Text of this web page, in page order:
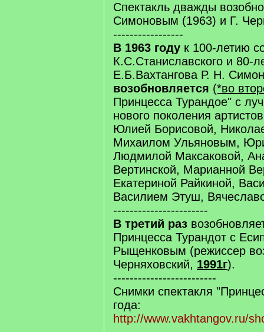
Спектакль дважды
Симоновым (1963) и Г.
-----------------
В 1963 году к 100-летию
К.С.Станиславского и 80-
Е.Б.Вахтангова Р. Н.
возобновляется (*во
Принцесса Турандое" с
нового поколения
Юлией Борисовой,
Михаилом Ульяновым,
Людмилой Максаковой,
Вертинской, Марианной
Екатериной Райкиной,
Василием Этуш,
-----------------------
В третий раз
Принцесса Турандот с
Рыщенковым (режиссер
Черняховский, 1991г).
-------------------------
Снимки спектакля
года:
http://www.vakhtangov.ru/